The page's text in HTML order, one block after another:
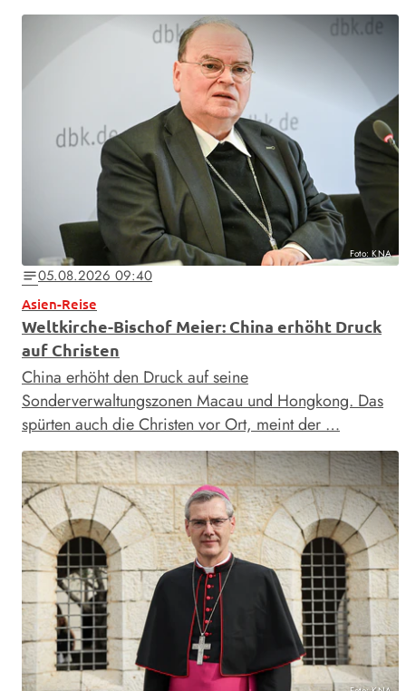
Foto: KNA
notes05.08.2026 09:40
Asien-Reise
Weltkirche-Bischof Meier: China erhöht Druck
auf Christen
China erhöht den Druck auf seine
Sonderverwaltungszonen Macau und Hongkong. Das
spürten auch die Christen vor Ort, meint der …